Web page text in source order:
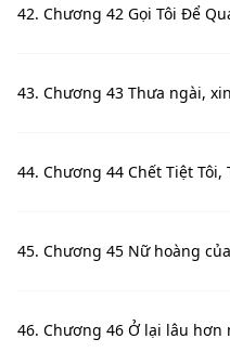
42. Chương 42 Gọi Tôi Để
43. Chương 43 Thưa ngài,
44. Chương 44 Chết Tiệt Tôi,
45. Chương 45 Nữ hoàng
46. Chương 46 Ở lại lâu hơn